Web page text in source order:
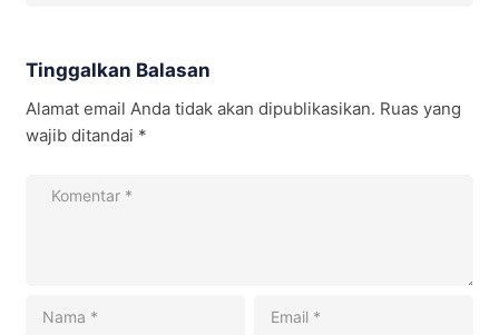
Tinggalkan Balasan
Alamat email Anda tidak akan dipublikasikan. Ruas yang
wajib ditandai *